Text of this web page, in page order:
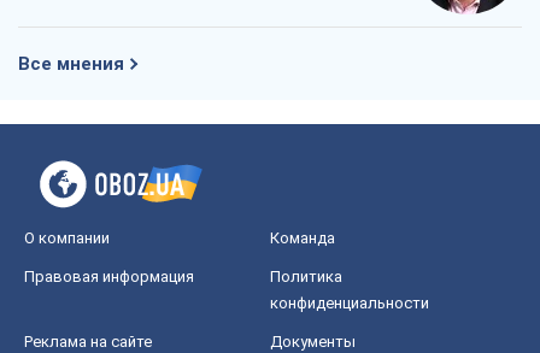
Все мнения
О компании Команда
Правовая информация
Политика
конфиденциальности
Реклама на сайте Документы